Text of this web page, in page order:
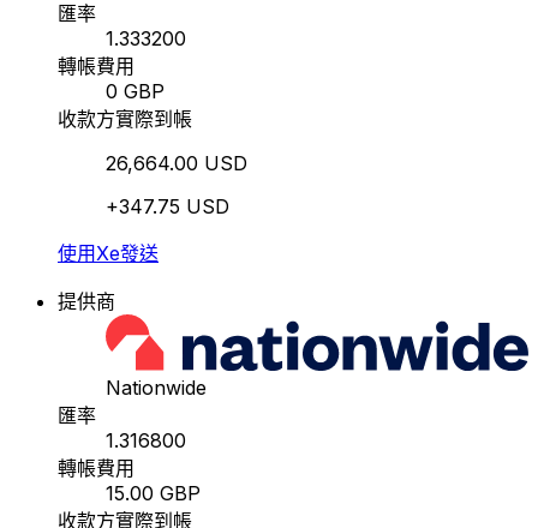
匯率
1.333200
轉帳費用
0 GBP
收款方實際到帳
26,664.00 USD
+347.75 USD
使用Xe發送
提供商
Nationwide
匯率
1.316800
轉帳費用
15.00 GBP
收款方實際到帳